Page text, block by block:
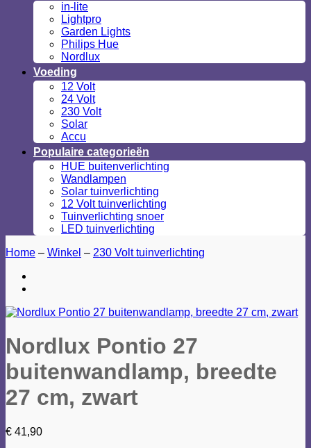
in-lite
Lightpro
Garden Lights
Philips Hue
Nordlux
Voeding
12 Volt
24 Volt
230 Volt
Solar
Accu
Populaire categorieën
HUE buitenverlichting
Wandlampen
Solar tuinverlichting
12 Volt tuinverlichting
Tuinverlichting snoer
LED tuinverlichting
Home – Winkel – 230 Volt tuinverlichting
Nordlux Pontio 27
buitenwandlamp, breedte
27 cm, zwart
€ 41,90